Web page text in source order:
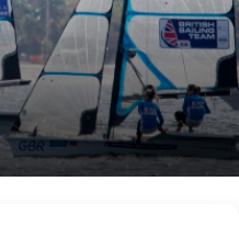
or à Long
d'eau des
2028